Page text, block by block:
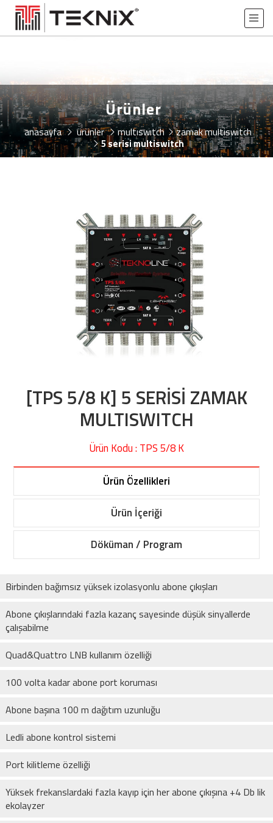
Ürünler
anasayfa ürünler multiswitch
zamak multiswitch
5 serisi multiswitch
[TPS 5/8 K] 5 SERİSİ ZAMAK
MULTISWITCH
Ürün Kodu : TPS 5/8 K
Ürün Özellikleri
Ürün İçeriği
Döküman / Program
Birbinden bağımsız yüksek izolasyonlu abone çıkışları
Abone çıkışlarındaki fazla kazanç sayesinde düşük sinyallerde
çalışabilme
Quad&Quattro LNB kullanım özelliği
100 volta kadar abone port koruması
Abone başına 100 m dağıtım uzunluğu
Ledli abone kontrol sistemi
Port kilitleme özelliği
Yüksek frekanslardaki fazla kayıp için her abone çıkışına +4 Db lik
ekolayzer